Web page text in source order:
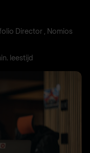
Director , Nomios
leestijd